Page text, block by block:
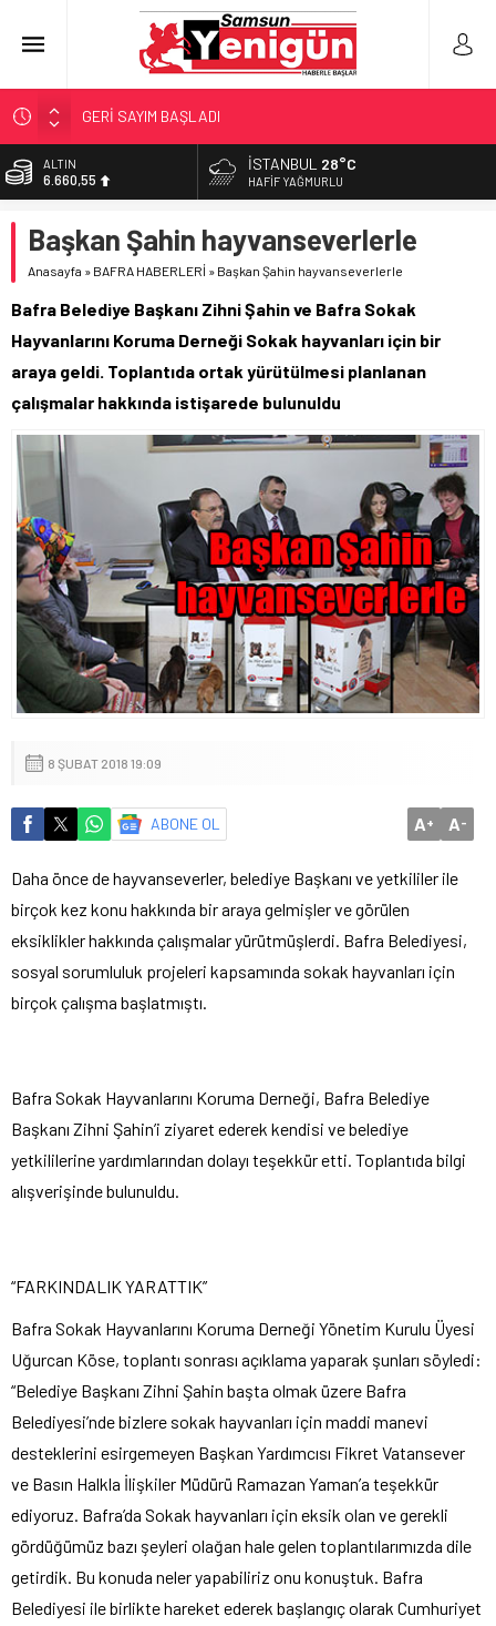
GERİ SAYIM BAŞLADI
SAMSUNSPOR’DA HEDEF 5’İNCİLİK!
‘BAFRA’YA YATIRIM YAPIN!’
YÖNETİCİ SEÇERKEN YAPILAN EN BÜYÜK HATALAR
ALTIN
6.660,55
13.779,39
DOLAR
55,1881
İSTANBUL 28°C
HAFIF YAĞMURLU
Başkan Şahin hayvanseverlerle
Anasayfa » BAFRA HABERLERİ » Başkan Şahin hayvanseverlerle
Bafra Belediye Başkanı Zihni Şahin ve Bafra Sokak
Hayvanlarını Koruma Derneği Sokak hayvanları için bir
araya geldi. Toplantıda ortak yürütülmesi planlanan
çalışmalar hakkında istişarede bulunuldu
8 ŞUBAT 2018 19:09
ABONE OL A+ A-
Daha önce de hayvanseverler, belediye Başkanı ve yetkililer ile
birçok kez konu hakkında bir araya gelmişler ve görülen
eksiklikler hakkında çalışmalar yürütmüşlerdi. Bafra Belediyesi,
sosyal sorumluluk projeleri kapsamında sokak hayvanları için
birçok çalışma başlatmıştı.
Bafra Sokak Hayvanlarını Koruma Derneği, Bafra Belediye
Başkanı Zihni Şahin’i ziyaret ederek kendisi ve belediye
yetkililerine yardımlarından dolayı teşekkür etti. Toplantıda bilgi
alışverişinde bulunuldu.
“FARKINDALIK YARATTIK”
Bafra Sokak Hayvanlarını Koruma Derneği Yönetim Kurulu Üyesi
Uğurcan Köse, toplantı sonrası açıklama yaparak şunları söyledi:
“Belediye Başkanı Zihni Şahin başta olmak üzere Bafra
Belediyesi’nde bizlere sokak hayvanları için maddi manevi
desteklerini esirgemeyen Başkan Yardımcısı Fikret Vatansever
ve Basın Halkla İlişkiler Müdürü Ramazan Yaman’a teşekkür
ediyoruz. Bafra’da Sokak hayvanları için eksik olan ve gerekli
gördüğümüz bazı şeyleri olağan hale gelen toplantılarımızda dile
getirdik. Bu konuda neler yapabiliriz onu konuştuk. Bafra
Belediyesi ile birlikte hareket ederek başlangıç olarak Cumhuriyet